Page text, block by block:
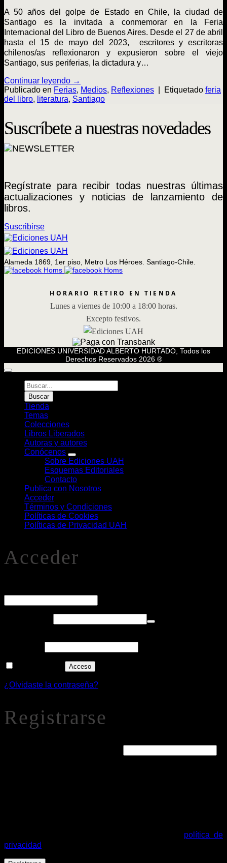
A 50 años del golpe de Estado en Chile, la ciudad de
Santiago es la invitada a conmemorar en la Feria
Internacional del Libro de Buenos Aires. Desde el 27 de abril
hasta el 15 de mayo del 2023, escritores y escritoras
chilenos/as reflexionaron y expusieron sobre el viejo
Santiago, sus periferias, la dictadura y…
Continuar leyendo →
Publicado en Ferias, Medios, Reflexiones Etiquetado feria
del libro, literatura, Santiago
Suscríbete a nuestras novedades
Regístrate para recibir todas nuestras últimas
actualizaciones y noticias de lanzamiento de
libros.
Suscribirse
Alameda 1869, 1er piso, Metro Los Héroes. Santiago-Chile.
HORARIO RETIRO EN TIENDA
Lunes a viernes de 10:00 a 18:00 horas.
Excepto festivos.
EDICIONES UNIVERSIDAD ALBERTO HURTADO, Todos los
Derechos Reservados 2026 ®
Búsqueda
de
Libros
Buscar
Tienda
Temas
Colecciones
Libros Liberados
Autoras y autores
Conócenos
Sobre Ediciones UAH
Esquemas Editoriales
Contacto
Publica con Nosotros
Acceder
Términos y Condiciones
Políticas de Cookies
Políticas de Privacidad UAH
Acceder
Acceso
¿Olvidaste la contraseña?
Registrarse
política de
privacidad